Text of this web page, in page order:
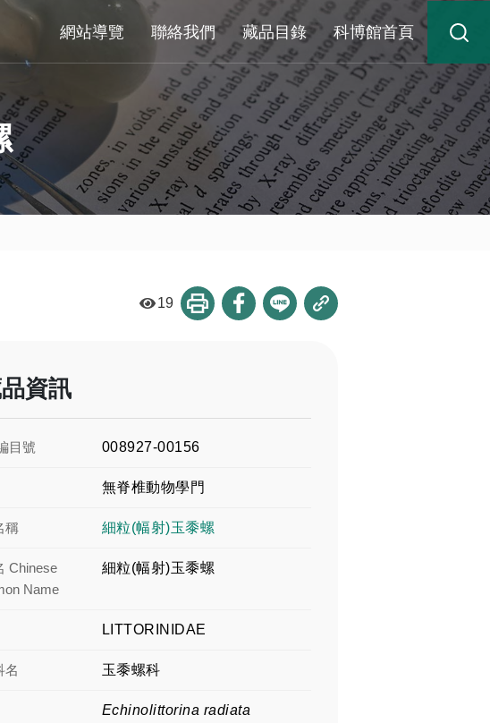
網站導覽 聯絡我們 藏品目錄 科博館首頁
19
資訊
目號 008927-00156
無脊椎動物學門
稱 細粒(幅射)玉黍螺
Chinese
Name
細粒(幅射)玉黍螺
LITTORINIDAE
名 玉黍螺科
Echinolittorina radiata